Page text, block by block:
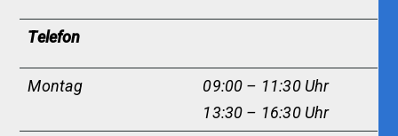
Telefon
Montag
09:00 – 11:30 Uhr
13:30 – 16:30 Uhr